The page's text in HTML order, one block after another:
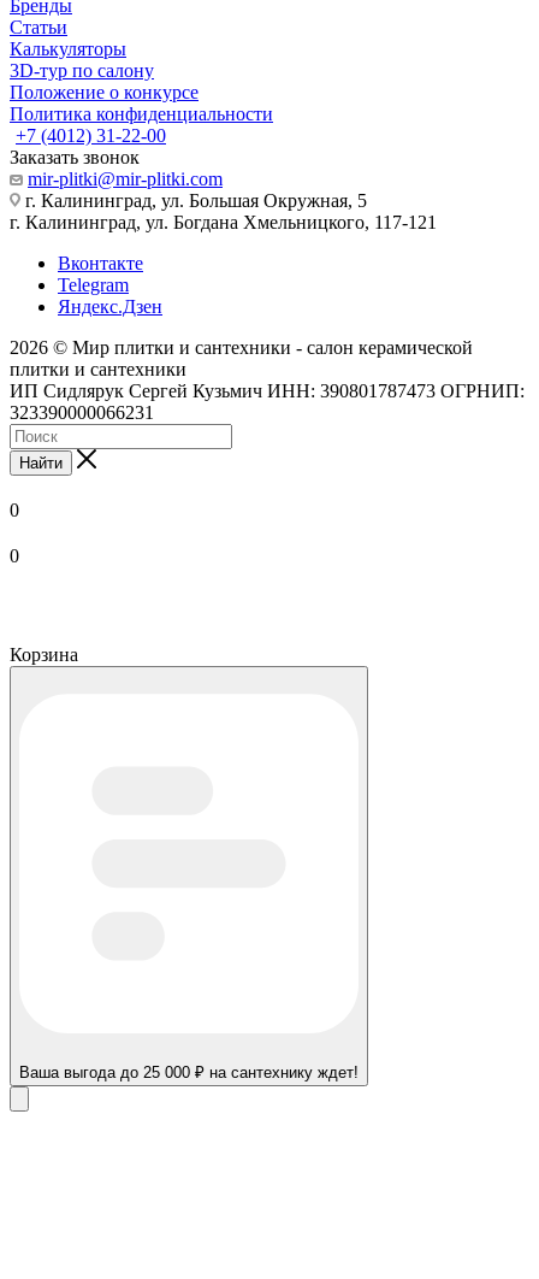
Бренды
Статьи
Калькуляторы
3D-тур по салону
Положение о конкурсе
Политика конфиденциальности
+7 (4012) 31-22-00
Заказать звонок
mir-plitki@mir-plitki.com
г. Калининград, ул. Большая Окружная, 5
г. Калининград, ул. Богдана Хмельницкого, 117-121
Вконтакте
Telegram
Яндекс.Дзен
2026 © Мир плитки и сантехники - салон керамической
плитки и сантехники
ИП Сидлярук Сергей Кузьмич ИНН: 390801787473 ОГРНИП:
323390000066231
Найти
0
0
Корзина
Ваша выгода до 25 000 ₽ на сантехнику ждет!